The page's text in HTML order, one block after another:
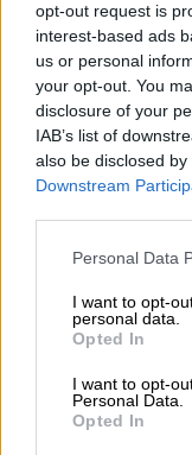
opt-out request is
interest-based ads
us or personal
your opt-out. You
disclosure of your
IAB’s list of
also be disclosed
Downstream
Please note that
not limited to your
grant or deny
use your data for
consent section.
Personal Data
I want to opt-
personal data.
Opted In
I want to opt-
Personal Data.
Opted In
Άλλη μια
δυναμική
ειδήσεωντου
Λυμπεράκη.
κεντρικό
ανέβηκε στο
ένα ποσοστό
και
τηλεθεατών του